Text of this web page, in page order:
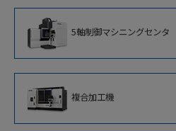
5軸制御マシニングセンタ
5軸制御立形マシニングセンタ
5軸制御横形マシニングセンタ
複合加工機